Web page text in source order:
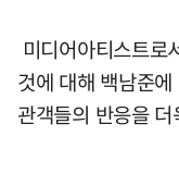
미디어아티스트로
것에 대해 백남준
관객들의 반응을